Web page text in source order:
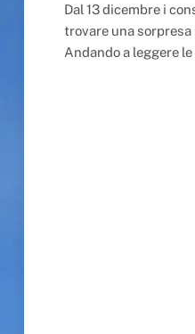
Dal 13 dicembre i
trovare una
Andando a leggere